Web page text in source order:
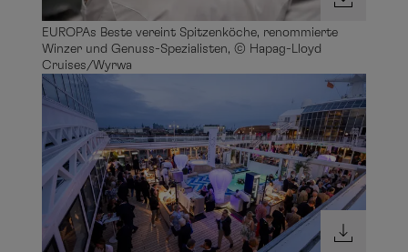
EUROPAs Beste vereint Spitzenköche, renommierte
Winzer und Genuss-Spezialisten, © Hapag-Lloyd
Cruises/Wyrwa